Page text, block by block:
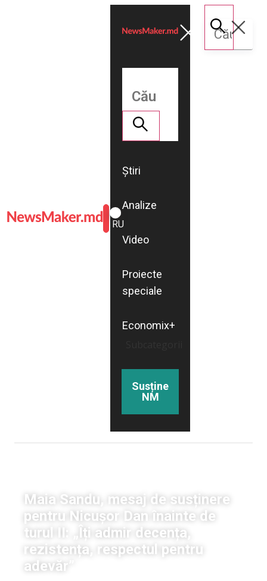
ROMÂNĂ
RU
Știri
Analize
Video
Proiecte
speciale
Economix+
Susține
NM
Maia Sandu, mesaj de susținere
pentru Nicușor Dan înainte de
turul II: „Îți admir decența,
rezistența, respectul pentru
adevăr”